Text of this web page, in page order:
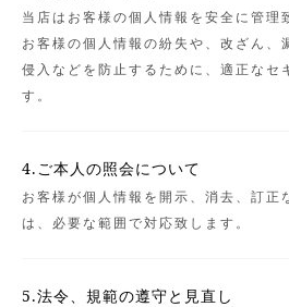
当店はお客様の個人情報を安全に管理
お客様の個人情報の紛失や、改ざん、
侵入などを防止するために、適正なセ
す。
4.ご本人の照会について
お客様が個人情報を開示、消去、訂正
は、必要な範囲で対応致します。
5.法令、規範の遵守と見直し